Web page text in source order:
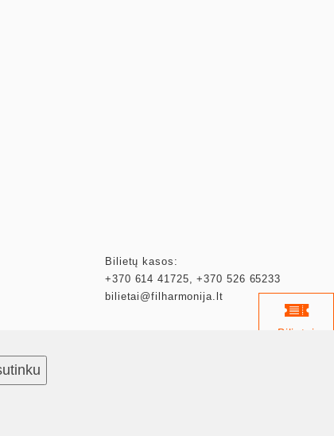
Bilietai
Bilietų kasos:
+370 614 41725,+370 526 65233
bilietai@filharmonija.lt